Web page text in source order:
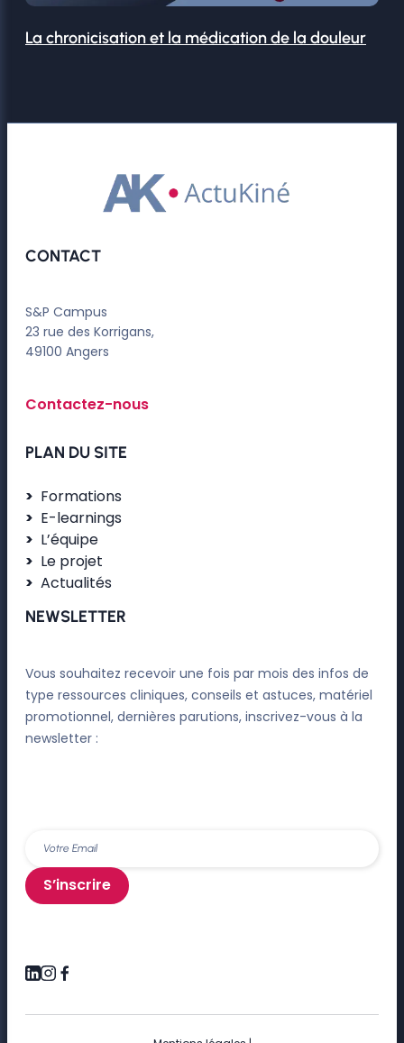
La chronicisation et la médication de la douleur
CONTACT
S&P Campus
23 rue des Korrigans,
49100 Angers
Contactez-nous
PLAN DU SITE
Formations
E-learnings
L’équipe
Le projet
Actualités
NEWSLETTER
Vous souhaitez recevoir une fois par mois des infos de
type ressources cliniques, conseils et astuces, matériel
promotionnel, dernières parutions, inscrivez-vous à la
newsletter :
S’inscrire